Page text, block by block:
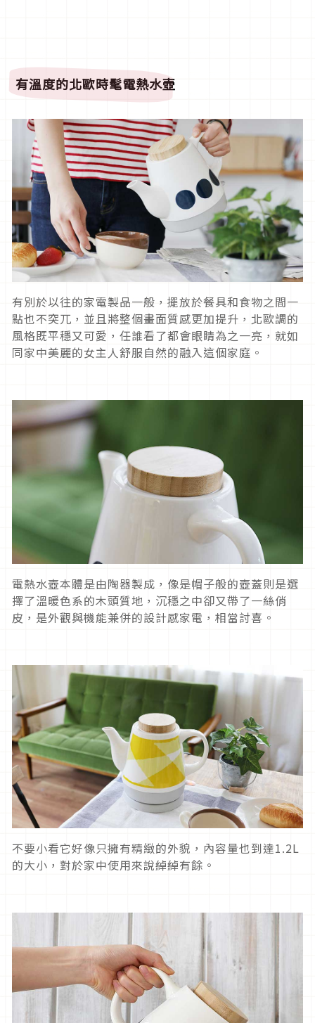
有溫度的北歐時髦電熱水壺
有別於以往的家電製品一般，擺放於餐具和食物之間一
點也不突兀，並且將整個畫面質感更加提升，北歐調的
風格既平穩又可愛，任誰看了都會眼睛為之一亮，就如
同家中美麗的女主人舒服自然的融入這個家庭。
電熱水壺本體是由陶器製成，像是帽子般的壺蓋則是選
擇了溫暖色系的木頭質地，沉穩之中卻又帶了一絲俏
皮，是外觀與機能兼併的設計感家電，相當討喜。
不要小看它好像只擁有精緻的外貌，內容量也到達1.2L
的大小，對於家中使用來說綽綽有餘。